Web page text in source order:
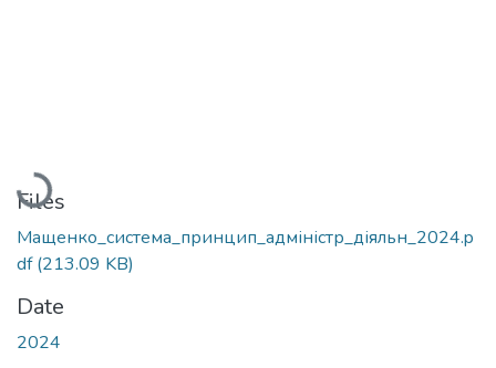
Loading...
Files
Мащенко_система_принцип_адміністр_діяльн_2024.p
df(213.09 KB)
Date
2024